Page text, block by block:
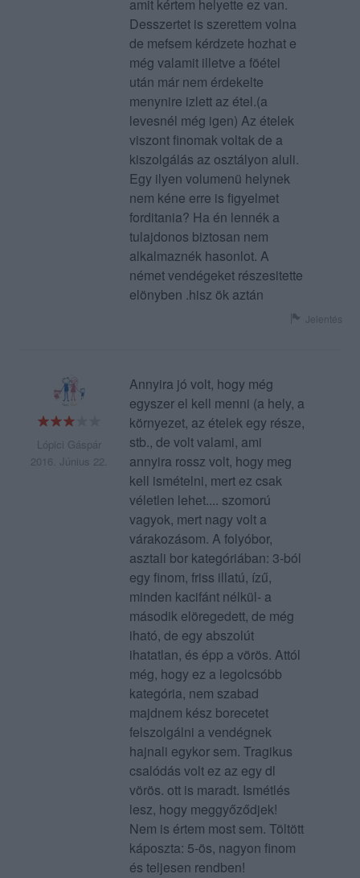
amit kértem helyette ez van.
Desszertet is szerettem volna
de mefsem kérdzete hozhat e
még valamit illetve a föétel
után már nem érdekelte
menynire izlett az étel.(a
levesnél még igen) Az ételek
viszont finomak voltak de a
kiszolgálás az osztályon aluli.
Egy ilyen volumenü helynek
nem kéne erre is figyelmet
forditania? Ha én lennék a
tulajdonos biztosan nem
alkalmaznék hasonlot. A
német vendégeket részesitette
elönyben .hisz ök aztán
Jelentés
Lópici Gáspár
2016. Június 22.
Annyira jó volt, hogy még
egyszer el kell menni (a hely, a
környezet, az ételek egy része,
stb., de volt valami, ami
annyira rossz volt, hogy meg
kell ismételni, mert ez csak
véletlen lehet.... szomorú
vagyok, mert nagy volt a
várakozásom. A folyóbor,
asztali bor kategóriában: 3-ból
egy finom, friss illatú, ízű,
minden kacifánt nélkül- a
második elöregedett, de még
iható, de egy abszolút
ihatatlan, és épp a vörös. Attól
még, hogy ez a legolcsóbb
kategória, nem szabad
majdnem kész borecetet
felszolgálni a vendégnek
hajnali egykor sem. Tragikus
csalódás volt ez az egy dl
vörös. ott is maradt. Ismétlés
lesz, hogy meggyőződjek!
Nem is értem most sem. Töltött
káposzta: 5-ös, nagyon finom
és teljesen rendben!